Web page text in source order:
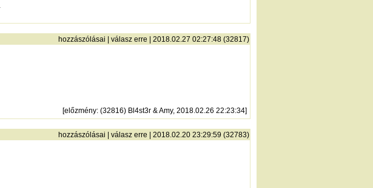
hozzászólásai | válasz erre | 2018.02.27 02:27:48 (32817)
[előzmény: (32816) Bl4st3r & Amy, 2018.02.26 22:23:34]
hozzászólásai | válasz erre | 2018.02.20 23:29:59 (32783)